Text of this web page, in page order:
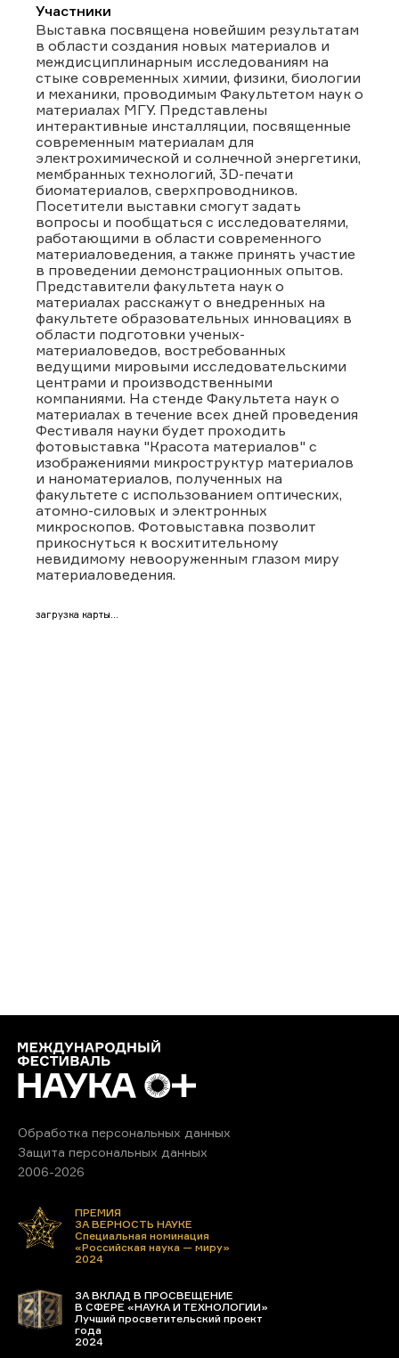
Участники
Выставка посвящена новейшим результатам
в области создания новых материалов и
междисциплинарным исследованиям на
стыке современных химии, физики, биологии
и механики, проводимым Факультетом наук о
материалах МГУ. Представлены
интерактивные инсталляции, посвященные
современным материалам для
электрохимической и солнечной энергетики,
мембранных технологий, 3D-печати
биоматериалов, сверхпроводников.
Посетители выставки смогут задать
вопросы и пообщаться с исследователями,
работающими в области современного
материаловедения, а также принять участие
в проведении демонстрационных опытов.
Представители факультета наук о
материалах расскажут о внедренных на
факультете образовательных инновациях в
области подготовки ученых-
материаловедов, востребованных
ведущими мировыми исследовательскими
центрами и производственными
компаниями. На стенде Факультета наук о
материалах в течение всех дней проведения
Фестиваля науки будет проходить
фотовыставка "Красота материалов" с
изображениями микроструктур материалов
и наноматериалов, полученных на
факультете с использованием оптических,
атомно-силовых и электронных
микроскопов. Фотовыставка позволит
прикоснуться к восхитительному
невидимому невооруженным глазом миру
материаловедения.
загрузка карты...
Обработка персональных данных
Защита персональных данных
2006-2026
ПРЕМИЯ
ЗА ВЕРНОСТЬ НАУКЕ
Специальная номинация
«Российская наука — миру»
2024
ЗА ВКЛАД В ПРОСВЕЩЕНИЕ
В СФЕРЕ «НАУКА И ТЕХНОЛОГИИ»
Лучший просветительский проект
года
2024